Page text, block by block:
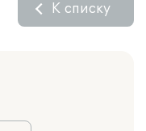
К списку